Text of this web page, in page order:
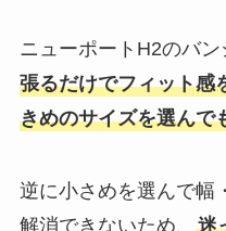
ニューポートH2のバン
張るだけでフィット感
きめのサイズを選んで
逆に小さめを選んで幅
解消できないため、 迷